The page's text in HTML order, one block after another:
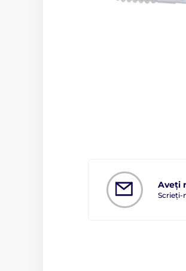
Aveți
Scrieți-